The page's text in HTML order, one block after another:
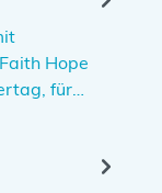
Hope
für…